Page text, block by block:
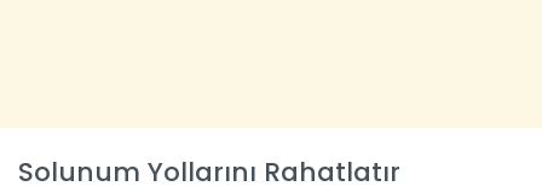
Solunum Yollarını Rahatlatır